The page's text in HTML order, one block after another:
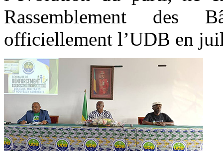
Rassemblement des
officiellement l’UDB en